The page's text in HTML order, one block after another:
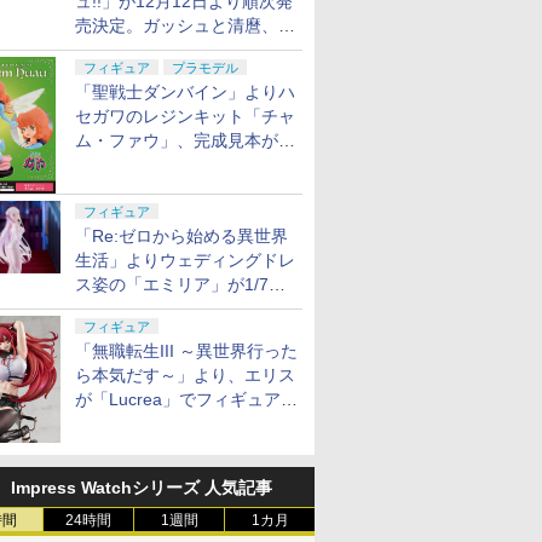
売決定。ガッシュと清麿、キ
ャンチョメとフォルゴレがフ
ィギュアで登場
フィギュア プラモデル
「聖戦士ダンバイン」よりハ
セガワのレジンキット「チャ
ム・ファウ」、完成見本が公
フィギュア
「Re:ゼロから始める異世界
生活」よりウェディングドレ
ス姿の「エミリア」が1/7ス
ケールでフィギュア化！
フィギュア
「無職転生III ～異世界行った
ら本気だす～」より、エリス
が「Lucrea」でフィギュア
Impress Watchシリーズ 人気記事
24時間 1週間 1カ月